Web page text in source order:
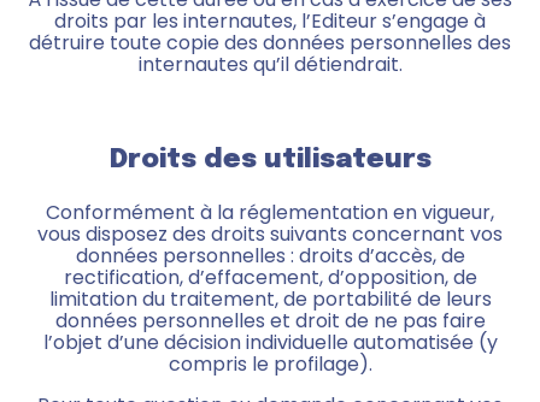
droits par les internautes, l’Editeur s’engage à
détruire toute copie des données personnelles des
internautes qu’il détiendrait.
Droits des utilisateurs
Conformément à la réglementation en vigueur,
vous disposez des droits suivants concernant vos
données personnelles : droits d’accès, de
rectification, d’effacement, d’opposition, de
limitation du traitement, de portabilité de leurs
données personnelles et droit de ne pas faire
l’objet d’une décision individuelle automatisée (y
compris le profilage).